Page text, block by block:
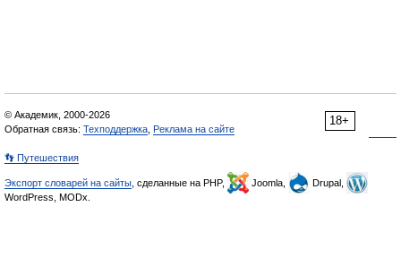
18+
© Академик, 2000-2026
Обратная связь: Техподдержка Реклама на сайте
👣 Путешествия
Экспорт словарей на сайты , сделанные на PHP, Joomla,
Drupal,
WordPress, MODx.